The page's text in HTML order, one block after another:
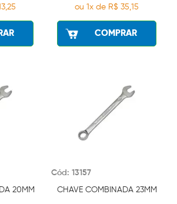
ou 1x de R$ 35,15
COMPRAR
20MM
Cód: 13157
CHAVE COMBINADA 23MM